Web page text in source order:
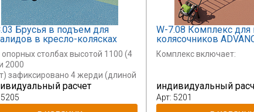
Брусья в подъем для
в кресло-колясках
опорных столбах высотой 1100 (4
2000
зафиксировано 4 жерди (длиной
мм
на высоте, мм 1000 и 1966 от
расчет
W-7.08 Комплекс для
колясочников
Комплекс включает:
индивидуальный
Арт: 5201